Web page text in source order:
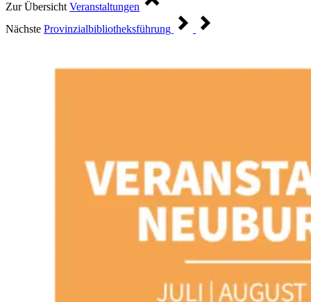
Zur Übersicht Veranstaltungen
Nächste Provinzialbibliotheksführung